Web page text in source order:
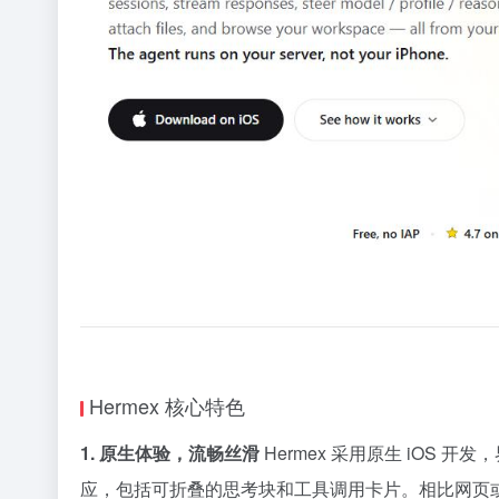
Hermex 核心特色
1. 原生体验，流畅丝滑 Hermex 采用原生 iOS 开发
应，包括可折叠的思考块和工具调用卡片。相比网